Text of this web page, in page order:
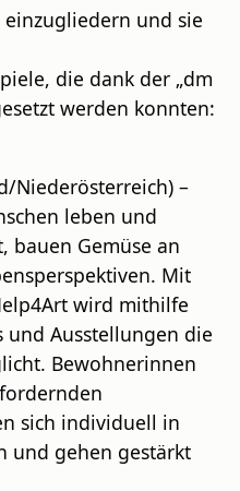
und sie
die dank der „dm
werden konnten:
Niederösterreich) –
leben und
bauen Gemüse an
Mit
wird mithilfe
und Ausstellungen die
Bewohnerinnen
sich individuell in
und gehen gestärkt